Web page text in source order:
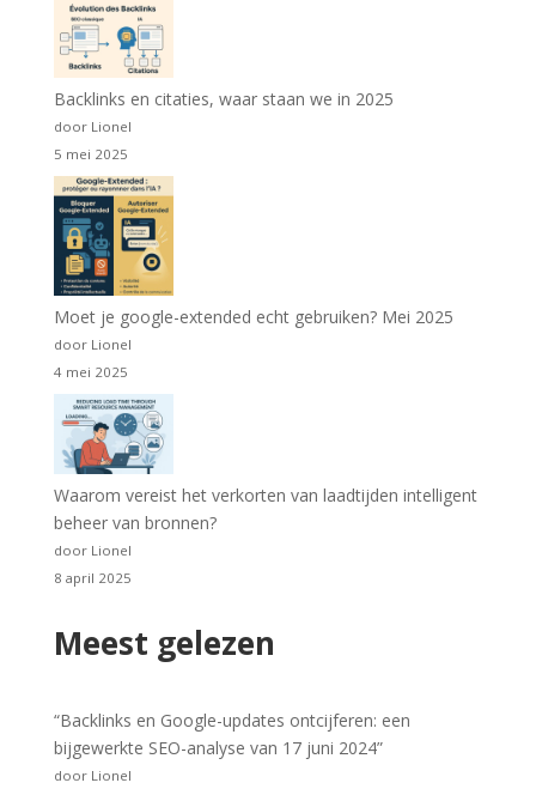
Backlinks en citaties, waar staan we in 2025
door Lionel
5 mei 2025
Moet je google-extended echt gebruiken? Mei 2025
door Lionel
4 mei 2025
Waarom vereist het verkorten van laadtijden intelligent
beheer van bronnen?
door Lionel
8 april 2025
Meest gelezen
“Backlinks en Google-updates ontcijferen: een
bijgewerkte SEO-analyse van 17 juni 2024”
door Lionel